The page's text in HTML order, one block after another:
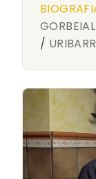
/